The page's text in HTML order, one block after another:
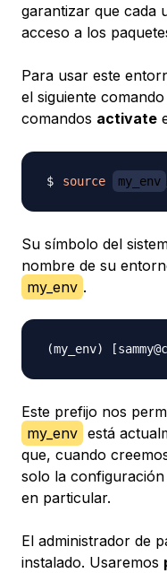
garantizar que cada
acceso a los
Para usar este
el siguiente
comandos activate
source my_env
Su símbolo del
nombre de su
my_env .
Este prefijo nos
my_env está
que, cuando
solo la
en particular.
El administrador de
instalado. Usaremos